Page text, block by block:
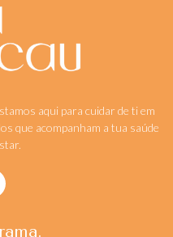
aqui para cuidar de ti em
que acompanham a tua saúde